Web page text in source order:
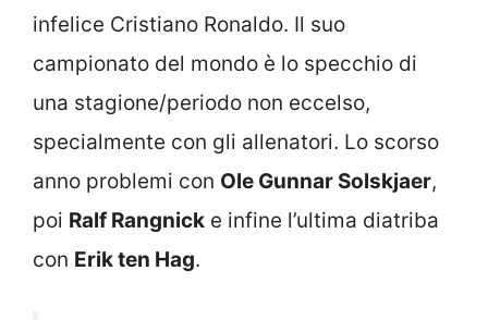
infelice Cristiano Ronaldo. Il suo
campionato del mondo è lo specchio di
una stagione/periodo non eccelso,
specialmente con gli allenatori. Lo scorso
anno problemi con Ole Gunnar Solskjaer,
poi Ralf Rangnick e infine l’ultima diatriba
con Erik ten Hag.